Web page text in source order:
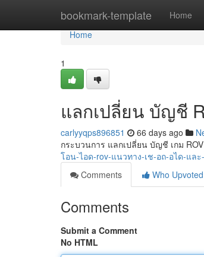
bookmark-template Home
Home
Home
1
แลกเปลี่ยน บัญชี
carlyyqps896851 66 days ago
กระบวนการ แลกเปลี่ยน บัญชี เกม
โอน-ไอด-rov-แนวทาง-เช-อถ-อได-และ
Comments
Who Upvoted
Comments
Submit a Comment
No HTML